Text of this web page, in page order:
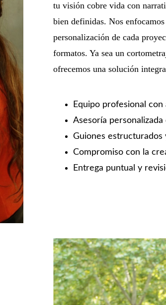
tu visión cobre vida con
bien definidas. Nos
personalización de cada
formatos. Ya sea un
ofrecemos una solución
Equipo profesional
Asesoría
Guiones estructurados
Compromiso con la
Entrega puntual y